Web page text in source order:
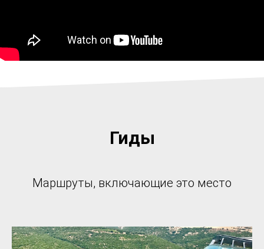
Гиды
Маршруты, включающие это место